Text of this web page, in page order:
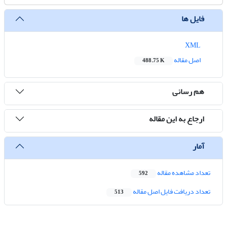
فایل ها
اصل مقاله
488.75 K
هم رسانی
ارجاع به این مقاله
آمار
تعداد مشاهده مقاله 592
تعداد دریافت فایل اصل مقاله 513